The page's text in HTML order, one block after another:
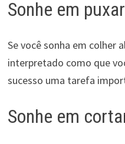
Sonhe em
Se você sonha em colher
interpretado como que
sucesso uma tarefa
Sonhe em